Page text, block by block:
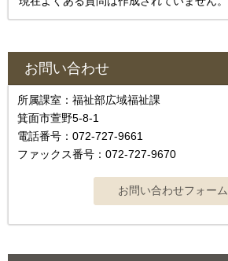
お問い合わせ
所属課室：福祉部広域福祉課
箕面市萱野5-8-1
電話番号：072-727-9661
ファックス番号：072-727-9670